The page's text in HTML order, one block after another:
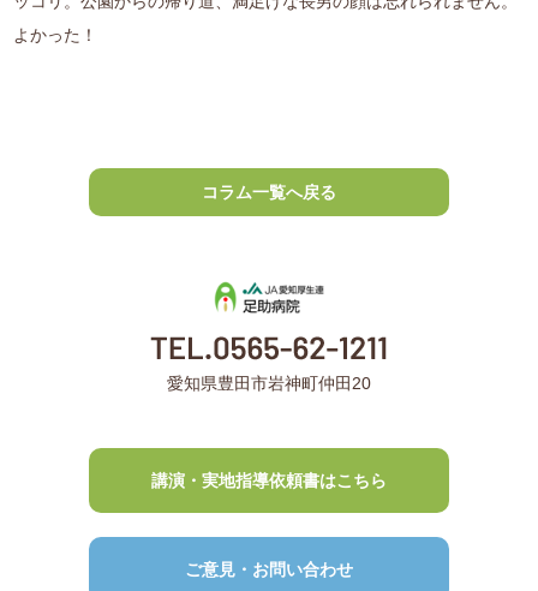
よかった！
コラム一覧へ戻る
愛知県豊田市岩神町仲田20
講演・実地指導依頼書はこちら
ご意見・お問い合わせ